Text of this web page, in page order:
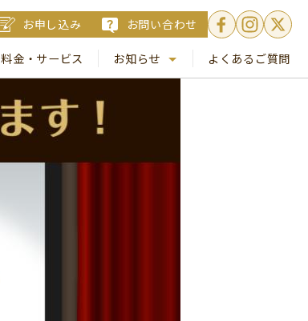
お申し込み お問い合わせ
料金・サービス
お知らせ
Busico.通信
よくあるご質問